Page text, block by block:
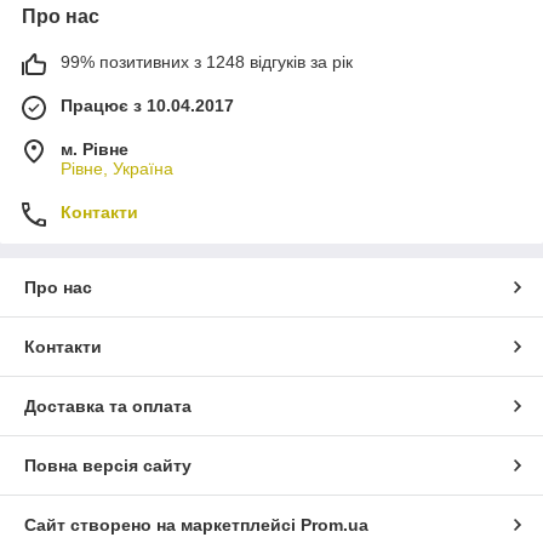
Про нас
99% позитивних з 1248 відгуків за рік
Працює з 10.04.2017
м. Рівне
Рівне, Україна
Контакти
Про нас
Контакти
Доставка та оплата
Повна версія сайту
Сайт створено на маркетплейсі Prom.ua